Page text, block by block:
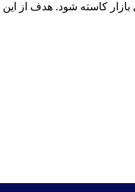
کاسته شود. هدف از این